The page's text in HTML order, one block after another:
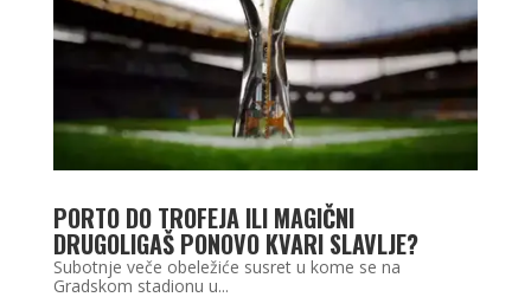
PORTO DO TROFEJA ILI MAGIČNI
DRUGOLIGAŠ PONOVO KVARI SLAVLJE?
Subotnje veče obeležiće susret u kome se na
Gradskom stadionu u...